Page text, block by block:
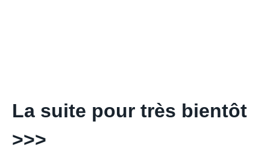
La suite pour très bientôt
>>>